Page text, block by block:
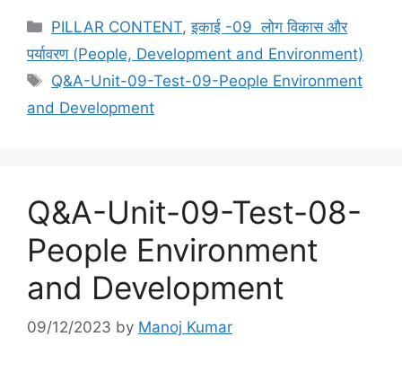
Categories
PILLAR CONTENT,इकाई -09 लोग विकास और
पर्यावरण (People, Development and Environment)
Tags
Q&A-Unit-09-Test-09-People Environment
and Development
Q&A-Unit-09-Test-08-
People Environment
and Development
09/12/2023 by Manoj Kumar